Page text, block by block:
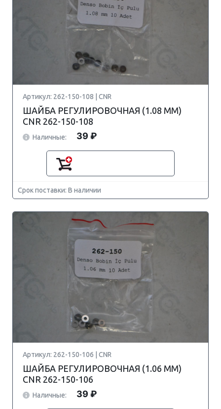
Артикул: 262-150-108 | CNR
ШАЙБА РЕГУЛИРОВОЧНАЯ (1.08 MM)
CNR 262-150-108
Наличные: 39 ₽
Срок поставки: В наличии
Артикул: 262-150-106 | CNR
ШАЙБА РЕГУЛИРОВОЧНАЯ (1.06 MM)
CNR 262-150-106
Наличные: 39 ₽